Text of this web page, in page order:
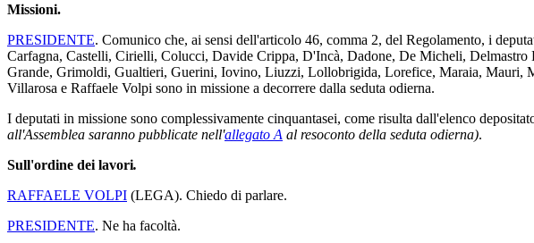
Missioni.
PRESIDENTE. Comunico che, ai sensi dell'articolo 46, comma 2, del Regolamento, i
Carfagna, Castelli, Cirielli, Colucci, Davide Crippa, D'Incà, Dadone, De Micheli,
Grande, Grimoldi, Gualtieri, Guerini, Iovino, Liuzzi, Lollobrigida, Lorefice, Maraia, Mauri,
Villarosa e Raffaele Volpi sono in missione a decorrere dalla seduta odierna.
I deputati in missione sono complessivamente cinquantasei, come risulta dall'elenco
all'Assemblea saranno pubblicate nell'allegato A al resoconto della seduta odierna).
Sull'ordine dei lavori.
RAFFAELE VOLPI (LEGA). Chiedo di parlare.
PRESIDENTE. Ne ha facoltà.